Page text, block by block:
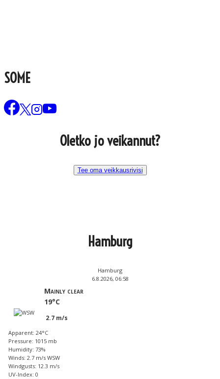
SOME
Oletko jo veikannut?
Tee oma veikkausrivisi
Hamburg
Hamburg
6.8.2026, 06:58
Mainly clear
19°C
2.7 m/s
Apparent: 24°C
Pressure: 1015 mb
Humidity: 73%
Winds: 2.7 m/s WSW
Windgusts: 12.3 m/s
UV-Index: 0